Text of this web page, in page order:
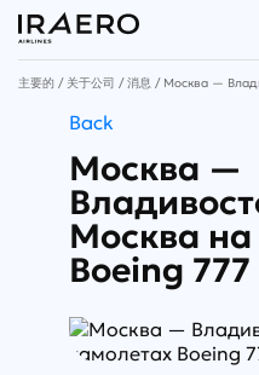
主要的 关于公司 消息 Москва —
Back
Москва —
Москва
Boeing 777